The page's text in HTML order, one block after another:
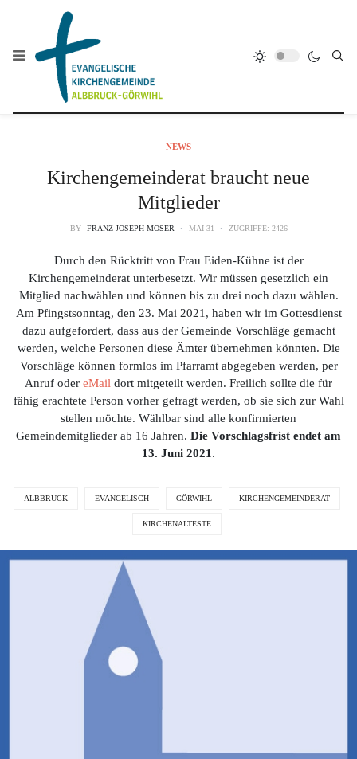
NEWS
Kirchengemeinderat braucht neue
Mitglieder
BY FRANZ-JOSEPH MOSER MAI 31 ZUGRIFFE: 2426
Durch den Rücktritt von Frau Eiden-Kühne ist der
Kirchengemeinderat unterbesetzt. Wir müssen gesetzlich ein
Mitglied nachwählen und können bis zu drei noch dazu wählen.
Am Pfingstsonntag, den 23. Mai 2021, haben wir im Gottesdienst
dazu aufgefordert, dass aus der Gemeinde Vorschläge gemacht
werden, welche Personen diese Ämter übernehmen könnten. Die
Vorschläge können formlos im Pfarramt abgegeben werden, per
Anruf oder eMail dort mitgeteilt werden. Freilich sollte die für
fähig erachtete Person vorher gefragt werden, ob sie sich zur Wahl
stellen möchte. Wählbar sind alle konfirmierten
Gemeindemitglieder ab 16 Jahren. Die Vorschlagsfrist endet am
13. Juni 2021 .
ALBBRUCK EVANGELISCH GÖRWIHL KIRCHENGEMEINDERAT
KIRCHENALTESTE